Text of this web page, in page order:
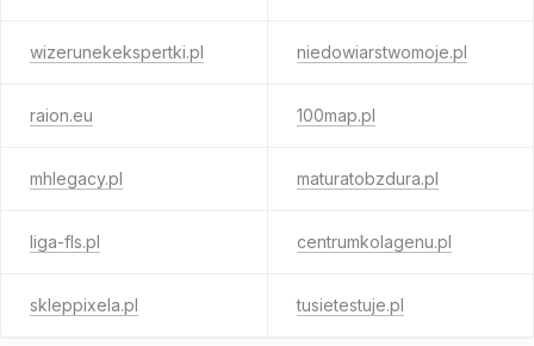
wizerunekekspertki.pl niedowiarstwomoje.pl
raion.eu 100map.pl
mhlegacy.pl maturatobzdura.pl
liga-fls.pl centrumkolagenu.pl
skleppixela.pl tusietestuje.pl